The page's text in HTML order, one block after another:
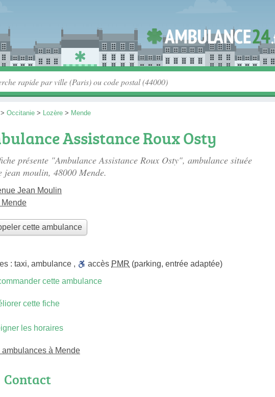
> Occitanie > Lozère > Mende
Assistance Roux Osty
présente "Ambulance Assistance Roux Osty", ambulance située
jean moulin, 48000 Mende.
Jean Moulin
cette ambulance
: taxi, ambulance , accès PMR (parking, entrée adaptée)
cette ambulance
cette fiche
les horaires
ambulances à Mende
Contact